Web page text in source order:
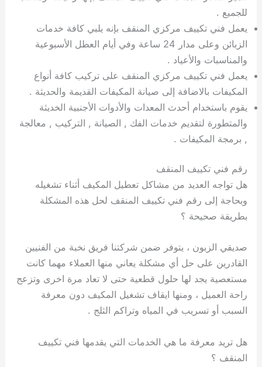
للجميع .
يعمل فني تكييف مركزي المنقف بإنه يلبي كافة خدمات
الزبائن وعلى مدار 24 ساعة وفي أيام العطل الأسبوعية
والمناسبات والأعياد .
يعمل فني تكييف مركزي المنقف على تركيب كافة أنواع
المكيفات بالاضافة إلى صيانة المكيفات القديمة والحديثة .
يقوم باستخدام أحدث المعدات والأدوات الأجنبية الخديثة
والمتطورة لتقديم خدمات الفك , الصيانة , التركيب , معالجة
, برمجة المكيفات .
رقم فني تكييف المنقف
هل تواجه العديد من مشاكل تعطيل المكيف أثناء تشغيله
وبحاجة إلى رقم فني تكييف المنقف لحل هذه المشكلة
بطريقة صحيحة ؟
صديقي الزبون ، يتوفر ضمن شركتنا فريق نخبة من الفنيين
القادرين على حل أي مشكلة يعاني منها العملاء مهما كانت
مستعصية يجد لها حلول قطعية حتى لا تعاد مرة اخرى وتزعج
راحة العميل ، ومنها ايقاف تشغيل المكيف دون معرفة
السبب أو تسريب في المياه وتراكم الثلج .
هل تريد معرفة ما هي الخدمات التي يقدمها فني تكييف
المنقف ؟